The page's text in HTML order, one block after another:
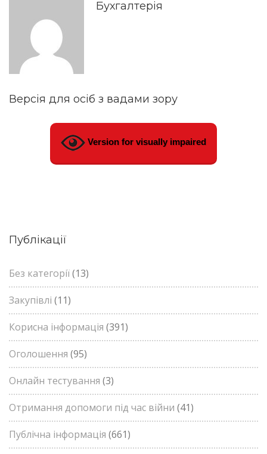
Бухгалтерія
Версія для осіб з вадами зору
Version for visually impaired
Публікації
Без категорії(13)
Закупівлі (11)
Корисна інформація (391)
Оголошення (95)
Онлайн тестування (3)
Отримання допомоги під час війни (41)
Публічна інформація (661)